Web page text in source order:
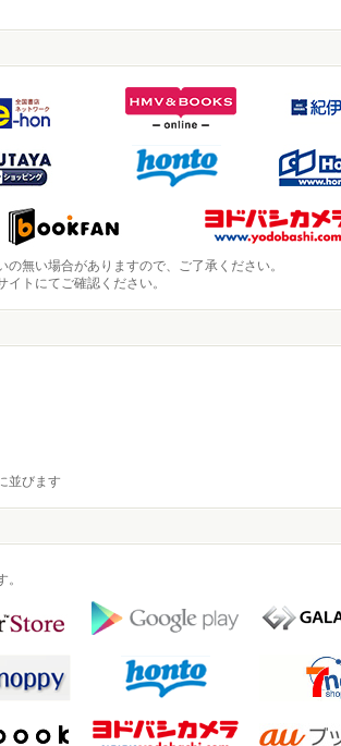
無い場合がありますので、ご了承ください。
トにてご確認ください。
並びます